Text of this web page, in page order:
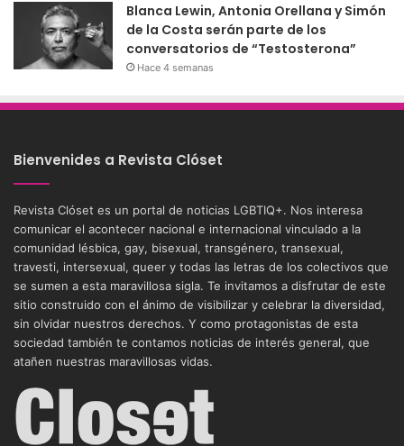
Blanca Lewin, Antonia Orellana y Simón
de la Costa serán parte de los
conversatorios de “Testosterona”
Hace 4 semanas
Bienvenides a Revista Clóset
Revista Clóset es un portal de noticias LGBTIQ+. Nos interesa
comunicar el acontecer nacional e internacional vinculado a la
comunidad lésbica, gay, bisexual, transgénero, transexual,
travesti, intersexual, queer y todas las letras de los colectivos que
se sumen a esta maravillosa sigla. Te invitamos a disfrutar de este
sitio construido con el ánimo de visibilizar y celebrar la diversidad,
sin olvidar nuestros derechos. Y como protagonistas de esta
sociedad también te contamos noticias de interés general, que
atañen nuestras maravillosas vidas.